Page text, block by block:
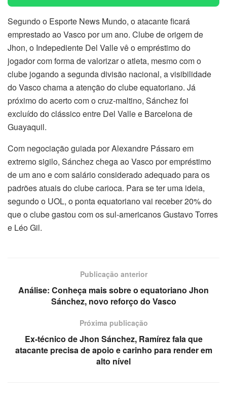
Segundo o Esporte News Mundo, o atacante ficará
emprestado ao Vasco por um ano. Clube de origem de
Jhon, o Indepediente Del Valle vê o empréstimo do
jogador com forma de valorizar o atleta, mesmo com o
clube jogando a segunda divisão nacional, a visibilidade
do Vasco chama a atenção do clube equatoriano. Já
próximo do acerto com o cruz-maltino, Sánchez foi
excluído do clássico entre Del Valle e Barcelona de
Guayaquil.
Com negociação guiada por Alexandre Pássaro em
extremo sigilo, Sánchez chega ao Vasco por empréstimo
de um ano e com salário considerado adequado para os
padrões atuais do clube carioca. Para se ter uma ideia,
segundo o UOL, o ponta equatoriano vai receber 20% do
que o clube gastou com os sul-americanos Gustavo Torres
e Léo Gil.
Publicação anterior
Análise: Conheça mais sobre o equatoriano Jhon
Sánchez, novo reforço do Vasco
Próxima publicação
Ex-técnico de Jhon Sánchez, Ramírez fala que
atacante precisa de apoio e carinho para render em
alto nível